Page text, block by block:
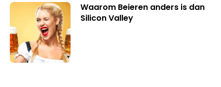
Waarom Beieren anders is dan
Silicon Valley